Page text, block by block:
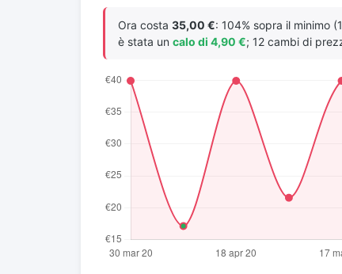
Ora costa 35,00 €: 104% sopra il minimo
è stata un calo di 4,90 €; 12 cambi di